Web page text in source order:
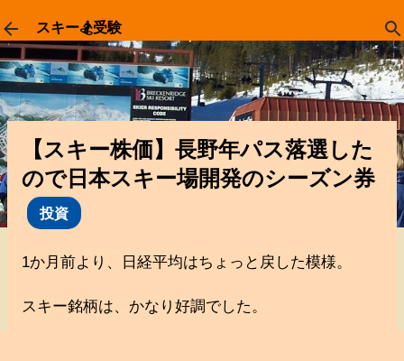
スキップしてメイン コンテンツに移動
スキー🏂受験
【スキー株価】長野年パス落選した
ので日本スキー場開発のシーズン券
投資
1か月前より、日経平均はちょっと戻した模様。
スキー銘柄は、かなり好調でした。